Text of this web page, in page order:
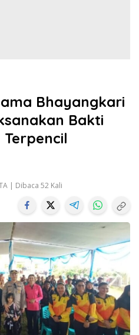
Bhayangkari
Bakti
| Dibaca 52 Kali